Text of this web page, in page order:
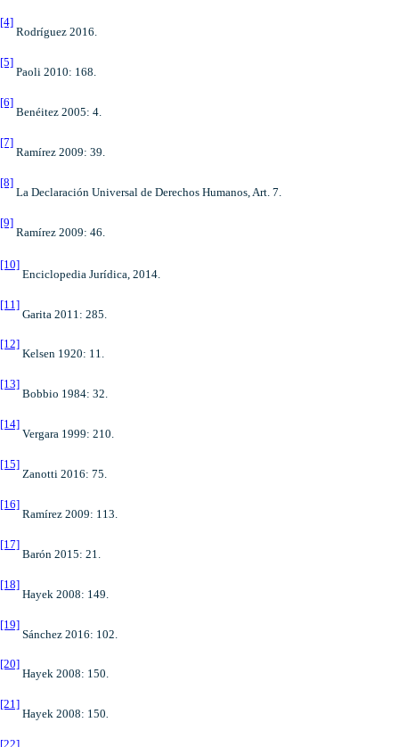
[4]
Rodríguez 2016.
[5]
Paoli 2010: 168.
[6]
Benéitez 2005: 4.
[7]
Ramírez 2009: 39.
[8]
La Declaración Universal de Derechos Humanos, Art. 7.
[9]
Ramírez 2009: 46.
[10]
Enciclopedia Jurídica, 2014.
[11]
Garita 2011: 285.
[12]
Kelsen 1920: 11.
[13]
Bobbio 1984: 32.
[14]
Vergara 1999: 210.
[15]
Zanotti 2016: 75.
[16]
Ramírez 2009: 113.
[17]
Barón 2015: 21.
[18]
Hayek 2008: 149.
[19]
Sánchez 2016: 102.
[20]
Hayek 2008: 150.
[21]
Hayek 2008: 150.
[22]